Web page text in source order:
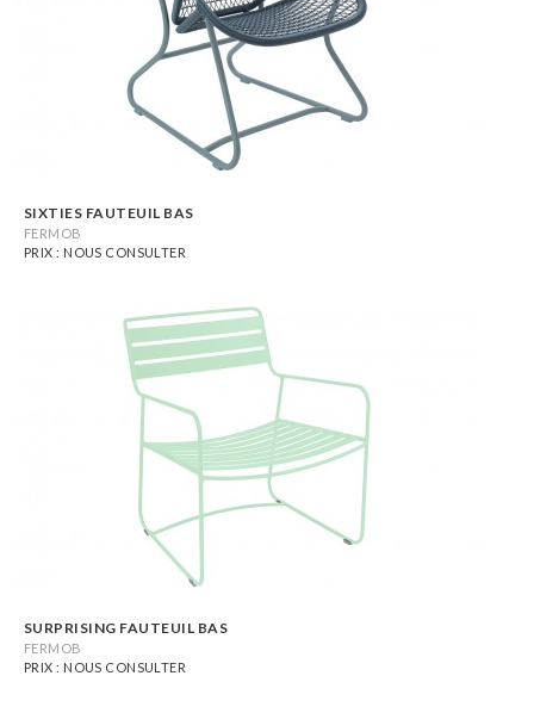
SIXTIES FAUTEUIL BAS
FERMOB
PRIX : NOUS CONSULTER
SURPRISING FAUTEUIL BAS
FERMOB
PRIX : NOUS CONSULTER